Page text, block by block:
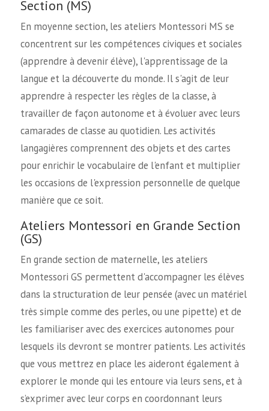
Section (MS)
En moyenne section, les ateliers Montessori MS se
concentrent sur les compétences civiques et sociales
(apprendre à devenir élève), l'apprentissage de la
langue et la découverte du monde. Il s'agit de leur
apprendre à respecter les règles de la classe, à
travailler de façon autonome et à évoluer avec leurs
camarades de classe au quotidien. Les activités
langagières comprennent des objets et des cartes
pour enrichir le vocabulaire de l'enfant et multiplier
les occasions de l'expression personnelle de quelque
manière que ce soit.
Ateliers Montessori en Grande Section
(GS)
En grande section de maternelle, les ateliers
Montessori GS permettent d'accompagner les élèves
dans la structuration de leur pensée (avec un matériel
très simple comme des perles, ou une pipette) et de
les familiariser avec des exercices autonomes pour
lesquels ils devront se montrer patients. Les activités
que vous mettrez en place les aideront également à
explorer le monde qui les entoure via leurs sens, et à
s’exprimer avec leur corps en coordonnant leurs